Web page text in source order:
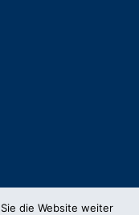
die Website weiter